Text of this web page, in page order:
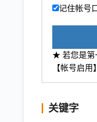
记住帐号
★ 若您是第
【帐号启用】
关键字